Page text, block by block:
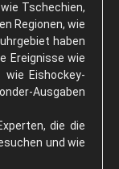
Tschechien,
Regionen, wie
haben
Ereignisse wie
Eishockey-
Ausgaben
die die
und wie